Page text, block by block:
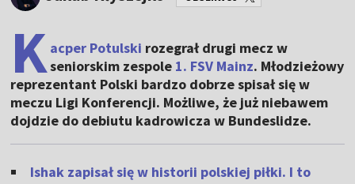
Kacper Potulski rozegrał drugi mecz w
seniorskim zespole 1. FSV Mainz. Młodzieżowy
reprezentant Polski bardzo dobrze spisał się w
meczu Ligi Konferencji. Możliwe, że już niebawem
dojdzie do debiutu kadrowicza w Bundeslidze.
Ishak zapisał się w historii polskiej piłki. I to